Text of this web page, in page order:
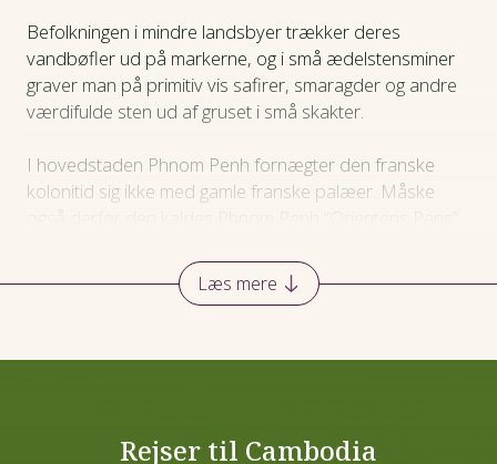
Her skal du bo
Praktiske oplysninger
Befolkningen i mindre landsbyer trækker deres
vandbøfler ud på markerne, og i små ædelstensminer
graver man på primitiv vis safirer, smaragder og andre
værdifulde sten ud af gruset i små skakter.
I hovedstaden Phnom Penh fornægter den franske
kolonitid sig ikke med gamle franske palæer. Måske
pagoder – den kendte sølvpagode har et gulv af rent
Mekong-floden skærer sig gennem både Laos og
Læs mere
Rejser til Cambodia